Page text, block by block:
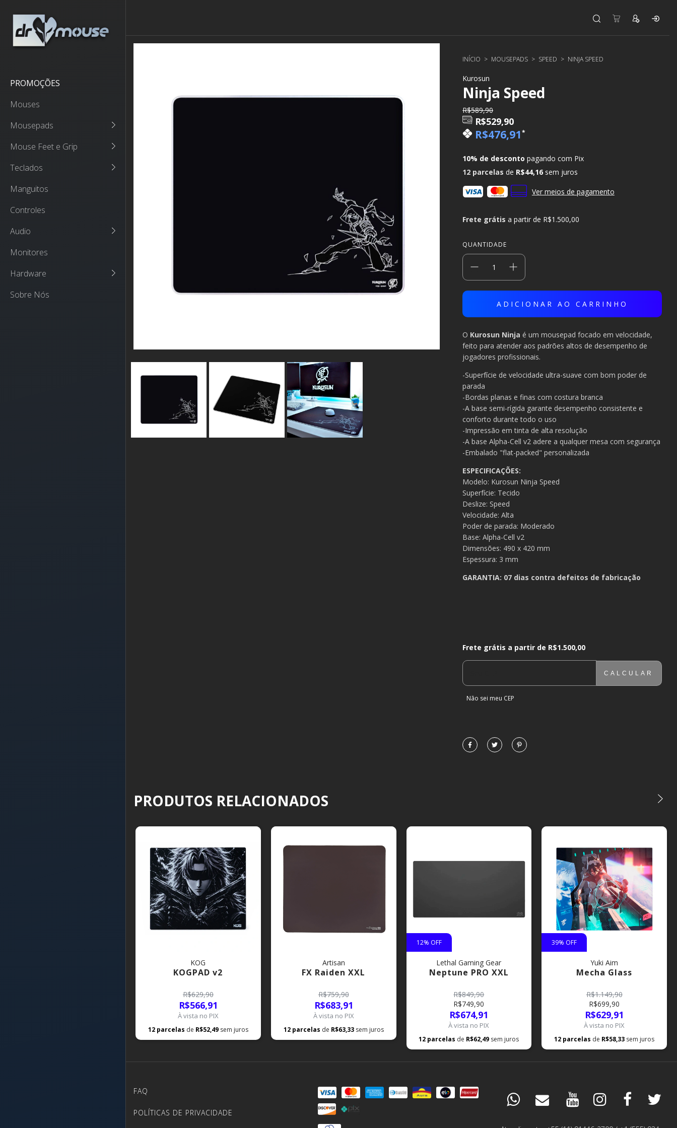
PROMOÇÕES
Mouses
Mousepads
Mouse Feet e Grip
Teclados
Manguitos
Controles
Audio
Monitores
Hardware
Sobre Nós
INÍCIO > MOUSEPADS > SPEED > NINJA SPEED
Kurosun
Ninja Speed
R$589,90
R$529,90
R$476,91*
10% de desconto pagando com Pix
12 parcelasde R$44,16 sem juros
Ver meios de pagamento
Frete grátis a partir de R$1.500,00
QUANTIDADE
O Kurosun Ninja é um mousepad focado em velocidade,
feito para atender aos padrões altos de desempenho de
jogadores profissionais.
-Superfície de velocidade ultra-suave com bom poder de
parada
-Bordas planas e finas com costura branca
-A base semi-rígida garante desempenho consistente e
conforto durante todo o uso
-Impressão em tinta de alta resolução
-A base Alpha-Cell v2 adere a qualquer mesa com segurança
-Embalado "flat-packed" personalizada
ESPECIFICAÇÕES:
Modelo: Kurosun Ninja Speed
Superfície: Tecido
Deslize: Speed
Velocidade: Alta
Poder de parada: Moderado
Base: Alpha-Cell v2
Dimensões: 490 x 420 mm
Espessura: 3 mm
GARANTIA: 07 dias contra defeitos de fabricação
Frete grátis a partir deR$1.500,00
ALTERAR CEP
Frete grátis a partir de R$1.500,00
CALCULAR
Não sei meu CEP
PRODUTOS RELACIONADOS
KOG
KOGPAD v2
R$629,90
R$566,91
À vista no PIX
12 parcelas de R$52,49 sem juros
Artisan
FX Raiden XXL
R$759,90
R$683,91
À vista no PIX
12 parcelas de R$63,33 sem juros
12% OFF
Lethal Gaming Gear
Neptune PRO XXL
R$849,90
R$749,90
R$674,91
À vista no PIX
12 parcelas de R$62,49 sem juros
39% OFF
Yuki Aim
Mecha Glass
R$1.149,90
R$699,90
R$629,91
À vista no PIX
12 parcelas de R$58,33 sem juros
FAQ
POLÍTICAS DE PRIVACIDADE